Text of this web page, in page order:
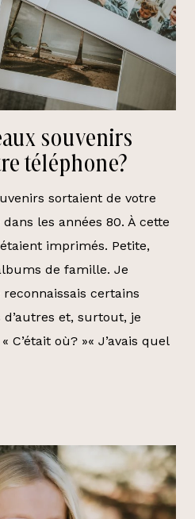
souvenirs
téléphone?
sortaient de votre
les années 80. À cette
imprimés. Petite,
de famille. Je
certains
d’autres et, surtout, je
C’était où? »« J’avais quel